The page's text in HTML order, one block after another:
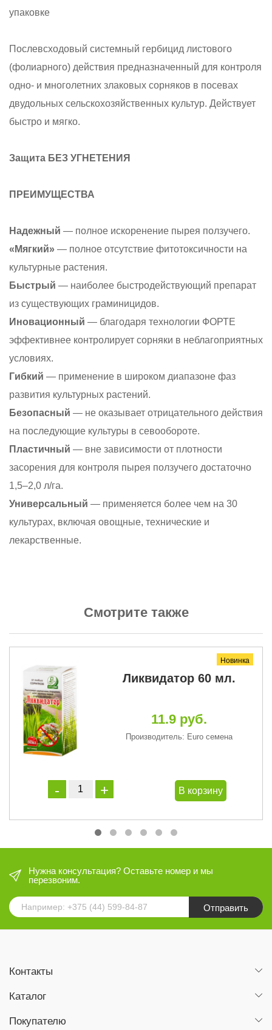
упаковке
Пос­лев­схо­до­вый си­с­тем­ный гербицид листового
(фолиарного) дей­ствия предназначенный для контроля
одно- и многолетних злаковых сорняков в посевах
двудольных сельскохозяйственных культур. Действует
быстро и мягко.
Защита БЕЗ УГНЕТЕНИЯ
ПРЕИМУЩЕСТВА
Надежный — полное искоренение пырея ползучего.
«Мягкий» — полное отсутствие фитотоксичности на
культурные растения.
Быстрый — наиболее быстродействующий препарат
из существующих граминицидов.
Иновационный — благодаря технологии ФОРТЕ
эффективнее контролирует сорняки в неблагоприятных
условиях.
Гибкий — применение в широком диапазоне фаз
развития культурных растений.
Безопасный — не оказывает отрицательного действия
на последующие культуры в севообороте.
Пластичный — вне зависимости от плотности
засорения для контроля пырея ползучего достаточно
1,5–2,0 л/га.
Универсальный — применяется более чем на 30
культурах, включая овощные, технические и
лекарственные.
Смотрите также
Новинка
Ликвидатор 60 мл.
11.9 руб.
Производитель: Euro семена
В корзину
Нужна консультация? Оставьте номер и мы
перезвоним.
Отправить
Контакты
Каталог
Покупателю